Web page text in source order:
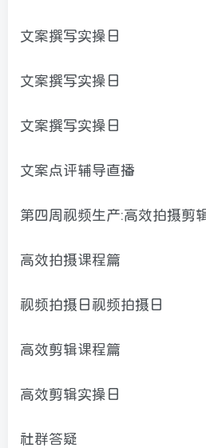
文案撰写实操日
文案撰写实操日
文案撰写实操日
文案点评辅导直播
第四周视频生产:高效拍摄剪
高效拍摄课程篇
视频拍摄日视频拍摄日
高效剪辑课程篇
高效剪辑实操日
社群答疑